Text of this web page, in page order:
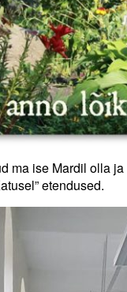
ma ise Mardil olla
etendused.